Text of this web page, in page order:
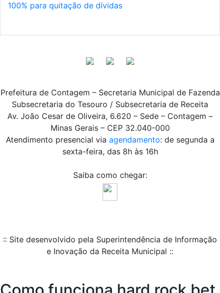
100% para quitação de dívidas
Prefeitura de Contagem – Secretaria Municipal de Fazenda
Subsecretaria do Tesouro / Subsecretaria de Receita
Av. João Cesar de Oliveira, 6.620 – Sede – Contagem –
Minas Gerais – CEP 32.040-000
Atendimento presencial via agendamento: de segunda a
sexta-feira, das 8h às 16h
Saiba como chegar:
:: Site desenvolvido pela Superintendência de Informação
e Inovação da Receita Municipal ::